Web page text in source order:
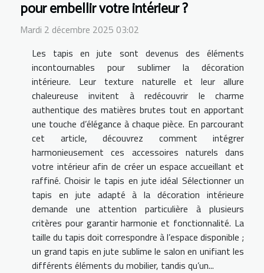
pour embellir votre intérieur ?
Mardi 2 décembre 2025 03:02
Les tapis en jute sont devenus des éléments
incontournables pour sublimer la décoration
intérieure. Leur texture naturelle et leur allure
chaleureuse invitent à redécouvrir le charme
authentique des matières brutes tout en apportant
une touche d’élégance à chaque pièce. En parcourant
cet article, découvrez comment intégrer
harmonieusement ces accessoires naturels dans
votre intérieur afin de créer un espace accueillant et
raffiné. Choisir le tapis en jute idéal Sélectionner un
tapis en jute adapté à la décoration intérieure
demande une attention particulière à plusieurs
critères pour garantir harmonie et fonctionnalité. La
taille du tapis doit correspondre à l’espace disponible ;
un grand tapis en jute sublime le salon en unifiant les
différents éléments du mobilier, tandis qu’un...